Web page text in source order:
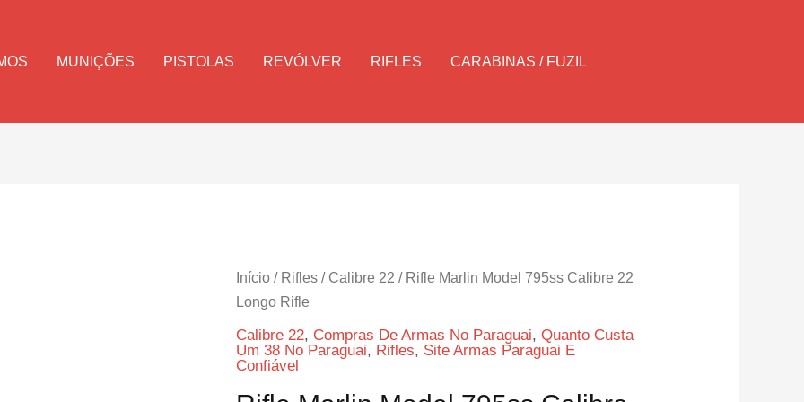
MUNIÇÕES PISTOLAS REVÓLVER RIFLES CARABINAS / FUZIL
Início/ Rifles/ Calibre 22 / Rifle Marlin Model 795ss Calibre 22
Longo Rifle
Calibre 22, Compras De Armas No Paraguai, Quanto Custa
Um 38 No Paraguai, Rifles, Site Armas Paraguai E
Confiável